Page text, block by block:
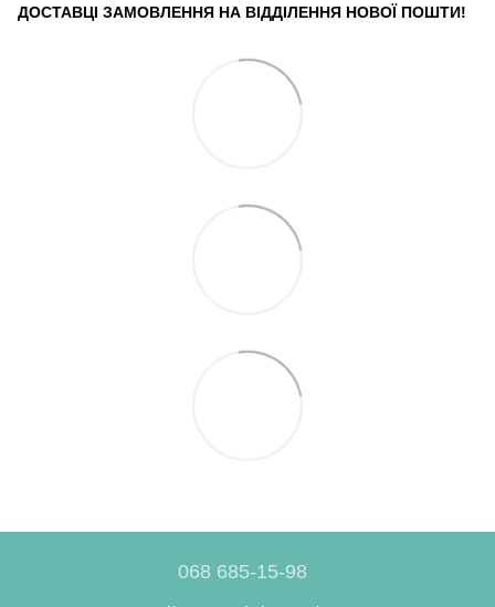
ДОСТАВЦІ ЗАМОВЛЕННЯ НА ВІДДІЛЕННЯ НОВОЇ ПОШТИ!
068 685-15-98